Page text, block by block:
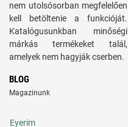
nem utolsósorban megfelelően
kell betöltenie a funkcióját.
Katalógusunkban minőségi
márkás termékeket talál,
amelyek nem hagyják cserben.
BLOG
Magazinunk
Eyerim